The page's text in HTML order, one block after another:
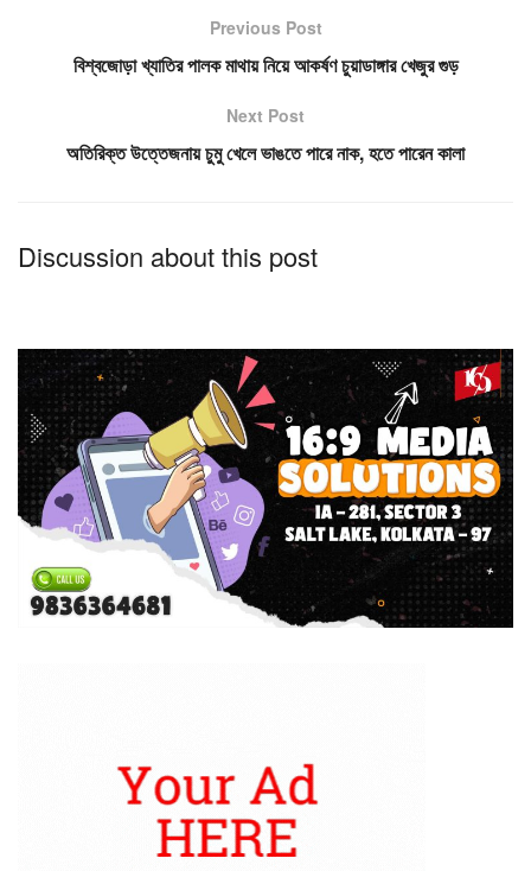
Previous Post
বিশ্বজোড়া খ্যাতির পালক মাথায় নিয়ে আকর্ষণ চুয়াডাঙ্গার খেজুর গুড়
Next Post
অতিরিক্ত উত্তেজনায় চুমু খেলে ভাঙতে পারে নাক, হতে পারেন কালা
Discussion about this post